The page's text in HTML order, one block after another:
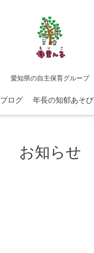
愛知県の自主保育グループ
ブログ 年長の知郁あそび
お知らせ